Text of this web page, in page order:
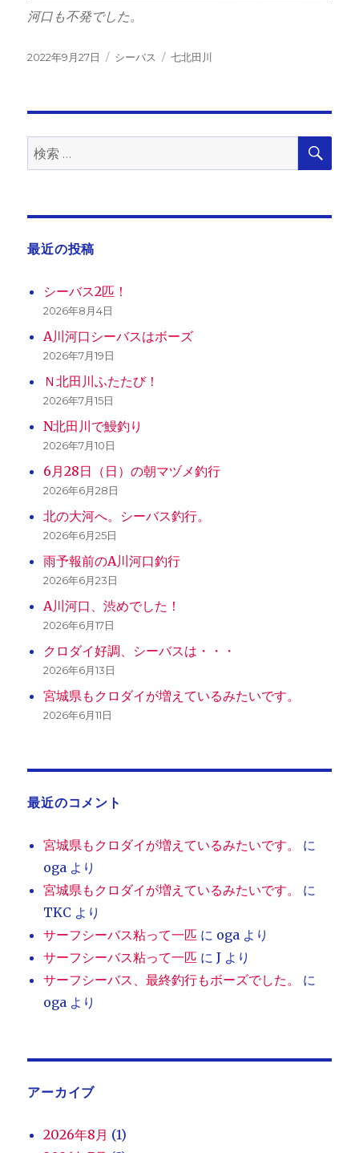
河口も不発でした。
投
2022年9月27日
カ
シーバス
タ
七北田川
検
索:
検
最近の投稿
シーバス2匹！
2026年8月4日
A川河口シーバスはボーズ
2026年7月19日
Ｎ北田川ふたたび！
2026年7月15日
N北田川で鰻釣り
2026年7月10日
6月28日（日）の朝マヅメ釣行
2026年6月28日
北の大河へ。シーバス釣行。
2026年6月25日
雨予報前のA川河口釣行
2026年6月23日
A川河口、渋めでした！
2026年6月17日
クロダイ好調、シーバスは・・・
2026年6月13日
宮城県もクロダイが増えているみたいです。
2026年6月11日
最近のコメント
宮城県もクロダイが増えているみたいです。
に
oga より
宮城県もクロダイが増えているみたいです。
に
TKC より
サーフシーバス粘って一匹 に oga より
サーフシーバス粘って一匹 にJ より
サーフシーバス、最終釣行もボーズでした。
に
oga より
アーカイブ
2026年8月 (1)